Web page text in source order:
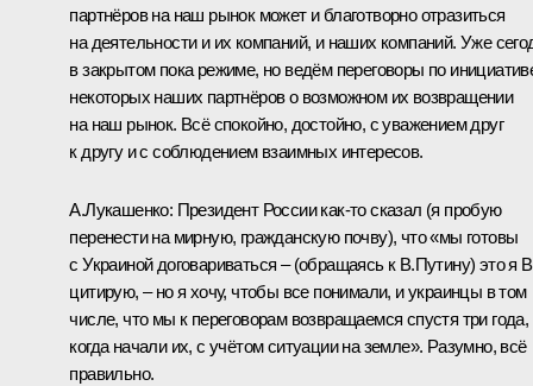
партнёров на наш рынок может и благотворно отразиться
на деятельности и их компаний, и наших компаний. Уже
в закрытом пока режиме, но ведём переговоры по
некоторых наших партнёров о возможном их возвращении
на наш рынок. Всё спокойно, достойно, с уважением друг
к другу и с соблюдением взаимных интересов.
А.Лукашенко: Президент России как-то сказал (я пробую
перенести на мирную, гражданскую почву), что «мы готовы
с Украиной договариваться –(обращаясь к В.Путину) это я
цитирую, – но я хочу, чтобы все понимали, и украинцы в том
числе, что мы к переговорам возвращаемся спустя три года,
когда начали их, с учётом ситуации на земле». Разумно, всё
правильно.